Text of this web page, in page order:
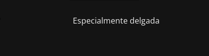
Especialmente delgada